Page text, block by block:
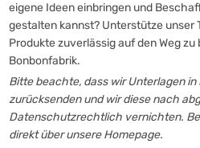
eigene Ideen einbringen und
gestalten kannst? Unterstütze unser
Produkte zuverlässig auf den Weg
Bonbonfabrik.
Bitte beachte, dass wir Unterlagen
zurücksenden und wir diese nach
Datenschutzrechtlich vernichten.
direkt über unsere Homepage.